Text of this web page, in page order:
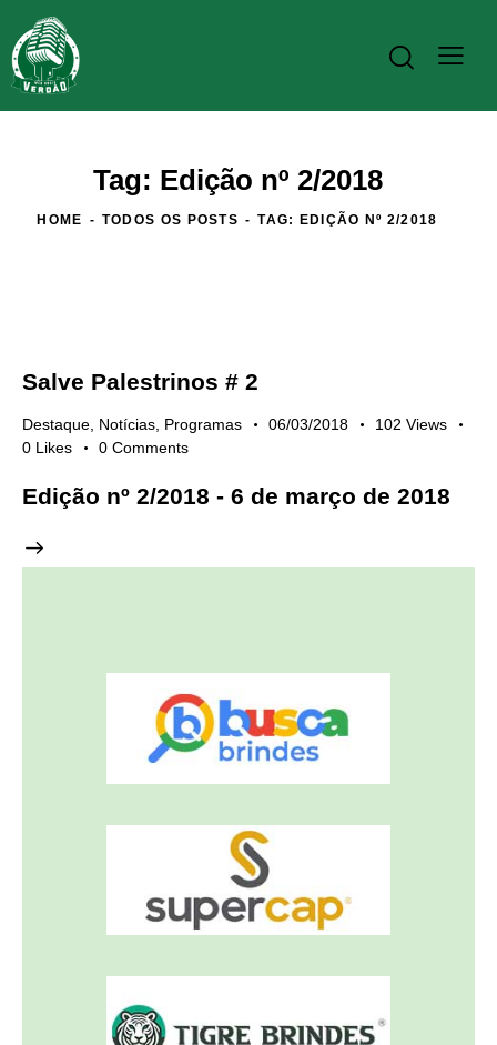
Tag: Edição nº 2/2018
HOME TODOS OS POSTS TAG: EDIÇÃO Nº 2/2018
Salve Palestrinos # 2
Destaque, Notícias, Programas 06/03/2018 102 Views
0 Likes 0 Comments
Edição nº 2/2018 - 6 de março de 2018